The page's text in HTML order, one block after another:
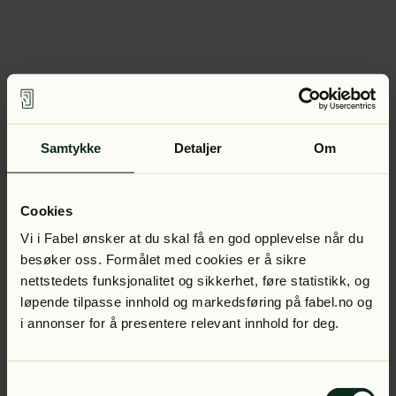
Samtykke Detaljer Om
Cookies
Vi i Fabel ønsker at du skal få en god opplevelse når du
besøker oss. Formålet med cookies er å sikre
nettstedets funksjonalitet og sikkerhet, føre statistikk, og
løpende tilpasse innhold og markedsføring på fabel.no og
i annonser for å presentere relevant innhold for deg.